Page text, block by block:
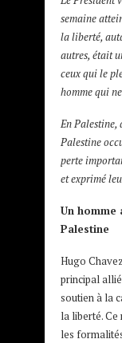
semaine
la liberté,
autres, était
ceux qui le
homme qui
En Palestine,
Palestine
perte
et exprimé
Un
Palestine
Hugo
principal
soutien à la
la liberté.
les